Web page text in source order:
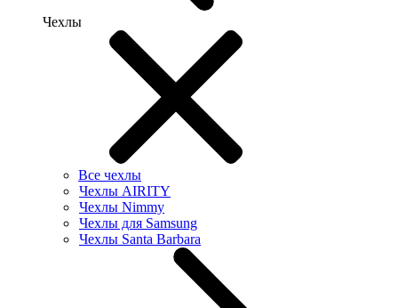
Чехлы
Все чехлы
Чехлы AIRITY
Чехлы Nimmy
Чехлы для Samsung
Чехлы Santa Barbara